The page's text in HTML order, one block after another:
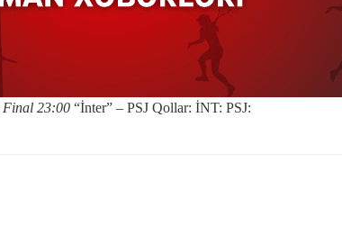
Final 23:00 “İnter” – PSJ Qollar: İNT: PSJ: